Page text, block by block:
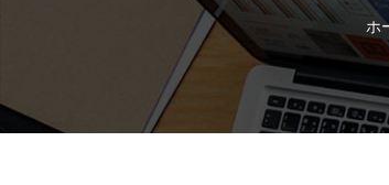
ホ